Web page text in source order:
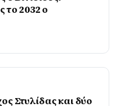
το 2032 ο
Στυλίδας και δύο